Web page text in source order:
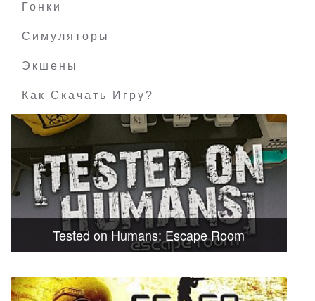
Гонки
Симуляторы
Экшены
Как Скачать Игру?
Tested on Humans: Escape Room